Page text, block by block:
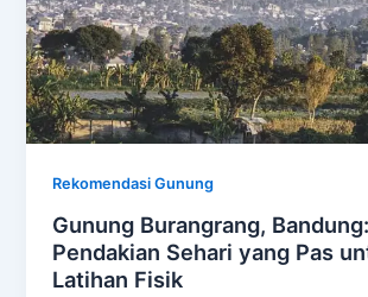
Rekomendasi Gunung
Gunung Burangrang, Bandung:
Pendakian Sehari yang Pas
Latihan Fisik